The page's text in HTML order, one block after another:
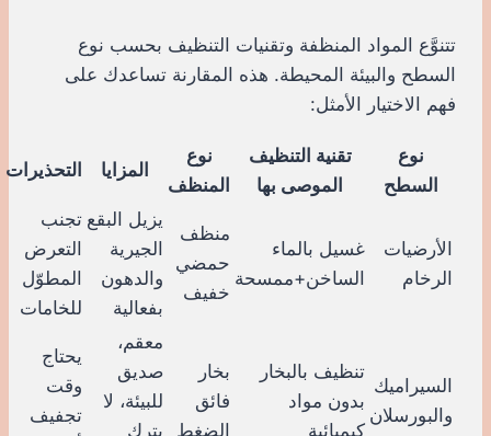
تتنوَّع المواد المنظفة وتقنيات التنظيف بحسب نوع
السطح والبيئة المحيطة. هذه المقارنة تساعدك على
فهم الاختيار الأمثل:
نوع
السطح
تقنية التنظيف
الموصى بها
نوع
المنظف
المزايا التحذيرات
الأرضيات
الرخام
غسيل بالماء
الساخن+ممسحة
منظف
حمضي
خفيف
يزيل البقع
الجيرية
والدهون
بفعالية
تجنب
التعرض
المطوّل
للخامات
السيراميك
والبورسلان
تنظيف بالبخار
بدون مواد
كيميائية
بخار
فائق
الضغط
معقم،
صديق
للبيئة، لا
يترك
يحتاج
وقت
تجفيف